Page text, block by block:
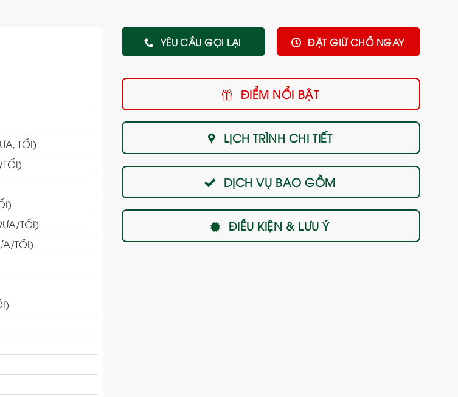
TỐI)
TỐI)
TỐI)
YÊU CẦU GỌI LẠI ĐẶT GIỮ CHỖ NGAY
ĐIỂM NỔI BẬT
LỊCH TRÌNH CHI TIẾT
DỊCH VỤ BAO GỒM
ĐIỀU KIỆN & LƯU Ý